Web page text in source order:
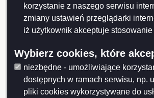
korzystanie z naszego serwisu
zmiany ustawień przeglądarki
iż użytkownik akceptuje
Wybierz cookies, które
niezbędne - umożliwiające
dostępnych w ramach serwisu, np.
pliki cookies wykorzystywane do
2022
rok.pdf
Wprowadzający: Bogumiła
Data modyfikacji:2021-10-12
Opublikował:Bogumiła Jankowska